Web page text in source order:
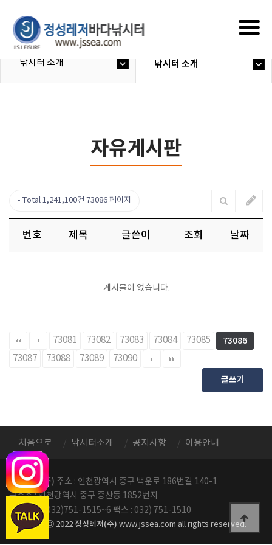
낚시터 소개 낚시터 소개
자유게시판
Total 1,241,100건 73086 페이지
번호 제목 글쓴이 조회 날짜
게시물이 없습니다.
73081 73082 73083 73084 73085
73086
73087
73088 73089 73090
글쓰기
처음으로 낚시터소개 공지사항 이용안내
정성레저(주) 주소 : 인천광역시 중구 백운로 186번길 140-1
구주소 : 인천광역시 중구 중산동 1852번지
전화번호: 032)751-1515~6 팩스 : 032) 751-1510
copyright ⓒ 2022 정성레저(주) www.jssea.com all rights reserved.